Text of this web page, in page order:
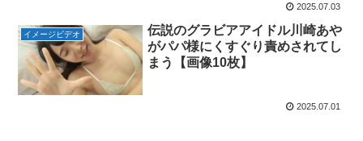
2025.07.03
イメージビデオ
伝説のグラビアアイドル川崎あや
がパパ様にくすぐり責めされてし
まう【画像10枚】
2025.07.01